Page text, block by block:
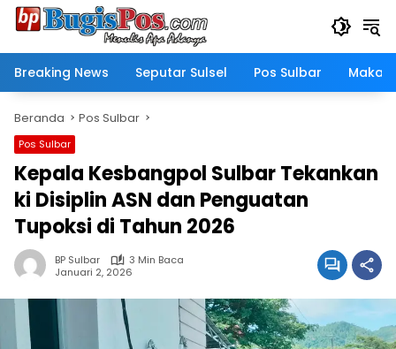
Langsung
Breaking News
Seputar Sulsel Pos Sulbar
Beranda Pos Sulbar
Pos Sulbar
Kepala Kesbangpol Sulbar Tekankan
ki Disiplin ASN dan Penguatan
Tupoksi di Tahun 2026
BP Sulbar
3 Min Baca
Januari 2, 2026